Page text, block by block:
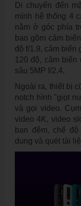
Di chuyển đến
mình hệ thống 4
nằm ở góc phía
bao gồm cảm
độ f/1.9, cảm biến
120 độ, cảm biến
sâu 5MP f/2.4.
Ngoài ra, thiết bị
notch hình "giọt
và gọi video.
video 4K, video
ban đêm, chế
dung và quét tài